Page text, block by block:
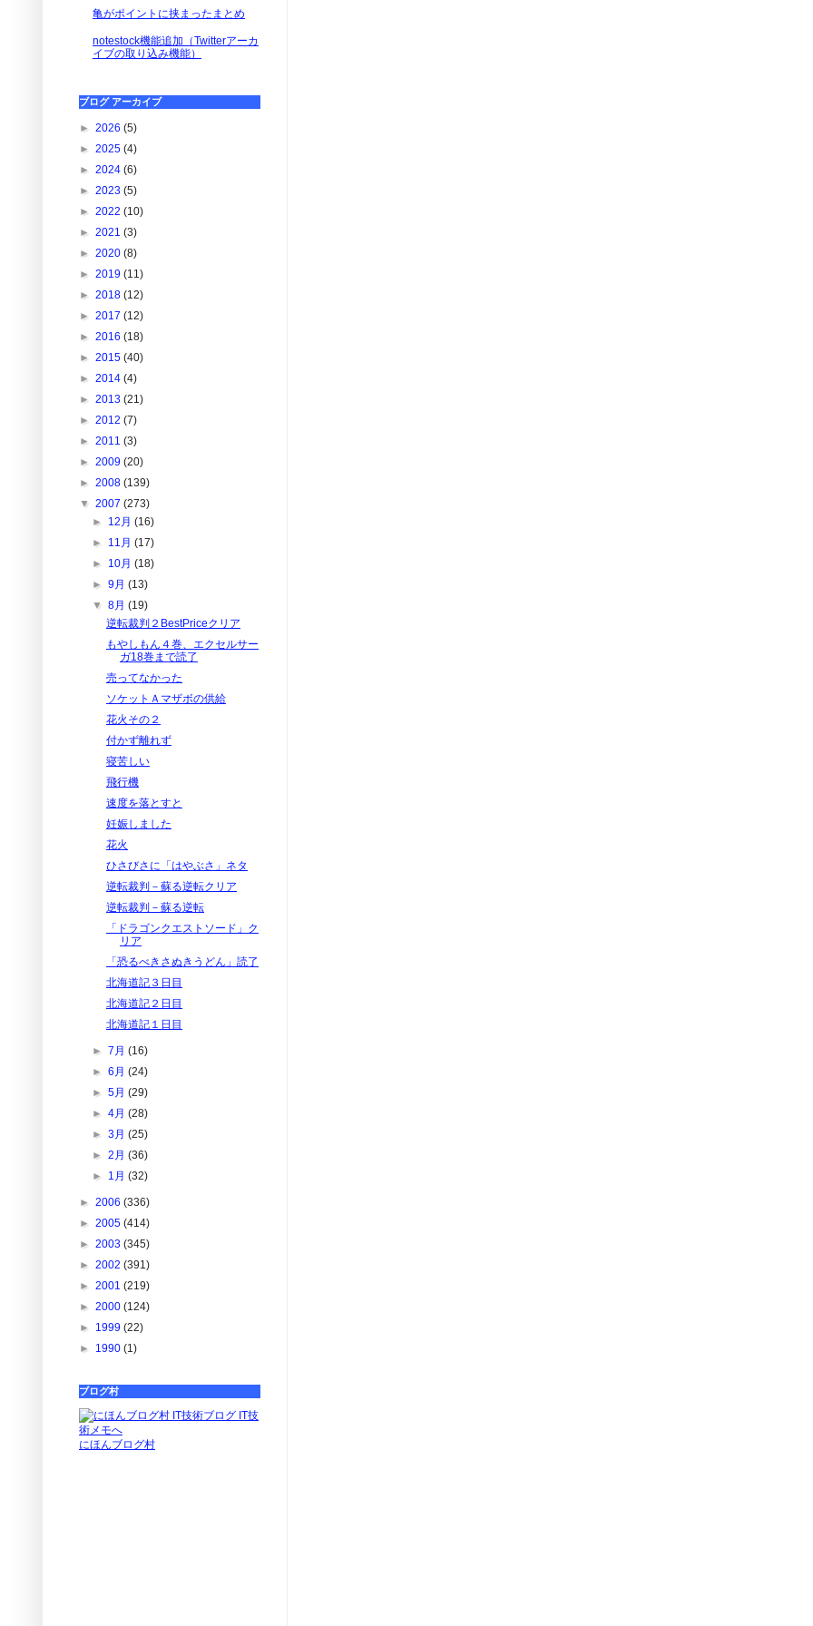
亀がポイントに挟まったまとめ
notestock機能追加（Twitterアーカ
イブの取り込み機能）
ブログ アーカイブ
► 2026 (5)
► 2025 (4)
► 2024 (6)
► 2023 (5)
► 2022 (10)
► 2021 (3)
► 2020 (8)
► 2019 (11)
► 2018 (12)
► 2017 (12)
► 2016 (18)
► 2015 (40)
► 2014 (4)
► 2013 (21)
► 2012 (7)
► 2011 (3)
► 2009 (20)
► 2008 (139)
▼ 2007 (273)
► 12月(16)
► 11月(17)
► 10月(18)
►9月(13)
▼8月(19)
逆転裁判２BestPriceクリア
もやしもん４巻、エクセルサー
ガ18巻まで読了
売ってなかった
ソケットＡマザボの供給
花火その２
付かず離れず
寝苦しい
飛行機
速度を落とすと
妊娠しました
花火
ひさびさに「はやぶさ」ネタ
逆転裁判－蘇る逆転クリア
逆転裁判－蘇る逆転
「ドラゴンクエストソード」ク
リア
「恐るべきさぬきうどん」読了
北海道記３日目
北海道記２日目
北海道記１日目
►7月(16)
►6月(24)
►5月(29)
►4月(28)
►3月(25)
►2月(36)
► 1月(32)
► 2006 (336)
► 2005 (414)
► 2003 (345)
► 2002 (391)
► 2001 (219)
► 2000 (124)
► 1999 (22)
► 1990 (1)
ブログ村
にほんブログ村